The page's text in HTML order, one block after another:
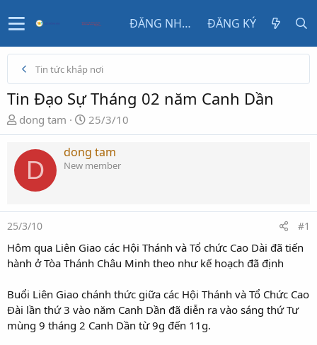
ĐĂNG NHẬP ĐĂNG KÝ
Tin tức khắp nơi
Tin Đạo Sự Tháng 02 năm Canh Dần
N
g
ư
h
ở
t
ạ
dong tam
N
g
à
y
i
25/3/10
D
dong tam
New member
25/3/10 #1
Hôm qua Liên Giao các Hội Thánh và Tổ chức Cao Dài đã tiến
hành ở Tòa Thánh Châu Minh theo như kế hoạch đã định
Buổi Liên Giao chánh thức giữa các Hội Thánh và Tổ Chức Cao
Đài lần thứ 3 vào năm Canh Dần đã diễn ra vào sáng thứ Tư
mùng 9 tháng 2 Canh Dần từ 9g đến 11g.